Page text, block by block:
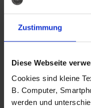
Zustimmung
Diese Webseite
Cookies sind kleine
B. Computer,
werden und
Fotografo:
Sternbach